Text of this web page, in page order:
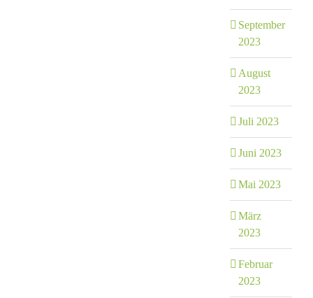
September
2023
August
2023
Juli 2023
Juni 2023
Mai 2023
März
2023
Februar
2023